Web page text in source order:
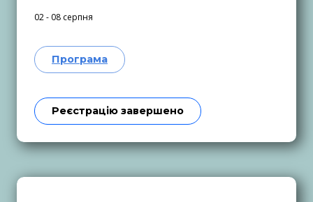
02 - 08 серпня
Програма
Реєстрацію завершено